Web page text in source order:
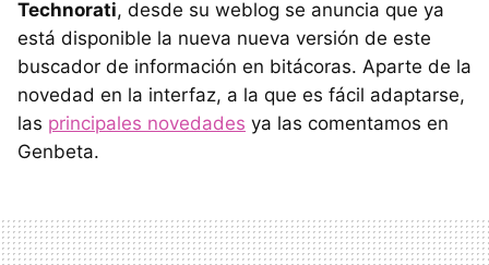
Technorati, desde su weblog se anuncia que ya
está disponible la nueva nueva versión de este
buscador de información en bitácoras. Aparte de la
novedad en la interfaz, a la que es fácil adaptarse,
las principales novedades ya las comentamos en
Genbeta.